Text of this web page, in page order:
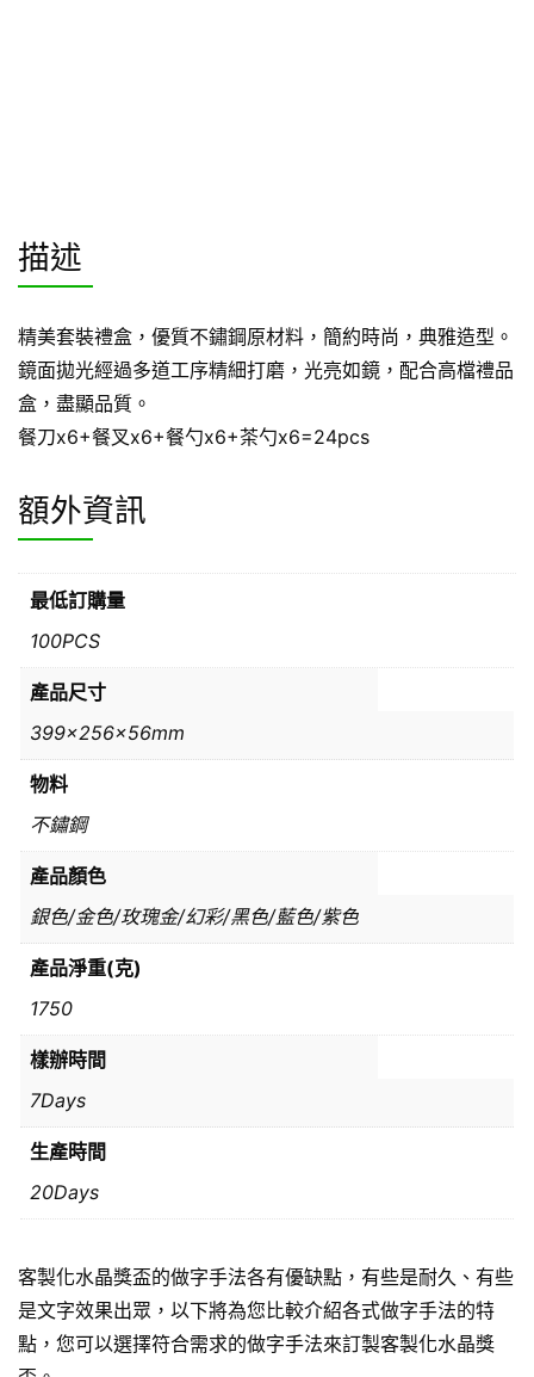
描述
精美套裝禮盒，優質不鏽鋼原材料，簡約時尚，典雅造型。
鏡面拋光經過多道工序精細打磨，光亮如鏡，配合高檔禮品
盒，盡顯品質。
餐刀x6+餐叉x6+餐勺x6+茶勺x6=24pcs
額外資訊
最低訂購量
100PCS
產品尺寸
399x256x56mm
物料
不鏽鋼
產品顏色
銀色/金色/玫瑰金/幻彩/黑色/藍色/紫色
產品淨重(克)
1750
樣辦時間
7Days
生產時間
20Days
客製化水晶獎盃的做字手法各有優缺點，有些是耐久、有些
是文字效果出眾，以下將為您比較介紹各式做字手法的特
點，您可以選擇符合需求的做字手法來訂製客製化水晶獎